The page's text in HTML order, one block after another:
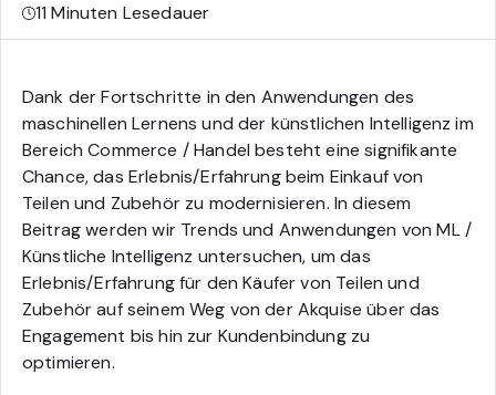
11Minuten Lesedauer
Dank der Fortschritte in den Anwendungen des
maschinellen Lernens und der künstlichen Intelligenz im
Bereich Commerce / Handel besteht eine signifikante
Chance, das Erlebnis/Erfahrung beim Einkauf von
Teilen und Zubehör zu modernisieren. In diesem
Beitrag werden wir Trends und Anwendungen von ML /
Künstliche Intelligenz untersuchen, um das
Erlebnis/Erfahrung für den Käufer von Teilen und
Zubehör auf seinem Weg von der Akquise über das
Engagement bis hin zur Kundenbindung zu
optimieren.